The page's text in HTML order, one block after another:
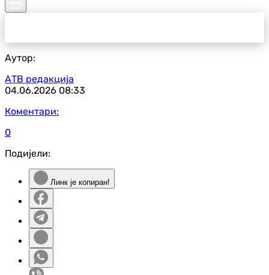
Аутор:
АТВ редакција
04.06.2026 08:33
Коментари:
0
Подијели:
Линк је копиран!